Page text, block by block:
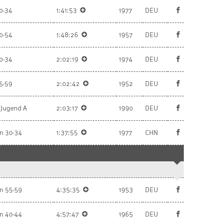
34 1:41:53 1977 DEU
54 1:48:26 1957 DEU
34 2:02:19 1974 DEU
59 2:02:42 1952 DEU
A 2:03:17 1990 DEU
30-34 1:37:55 1977 CHN
55-59 4:35:35 1953 DEU
40-44 4:57:47 1965 DEU